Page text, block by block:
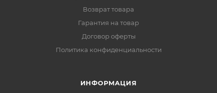
Возврат товара
Гарантия на товар
Договор оферты
Политика конфиденциальности
ИНФОРМАЦИЯ